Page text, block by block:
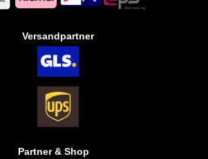
Versandpartner
Partner & Shop